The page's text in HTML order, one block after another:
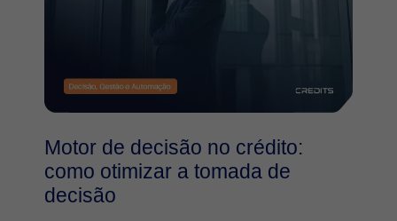
Motor de decisão no crédito:
como otimizar a tomada de
decisão